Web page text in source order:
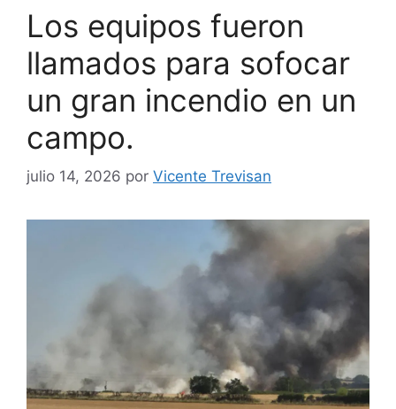
Los equipos fueron
llamados para sofocar
un gran incendio en un
campo.
julio 14, 2026 por Vicente Trevisan